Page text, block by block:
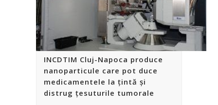
INCDTIM Cluj-Napoca produce
nanoparticule care pot duce
medicamentele la ţintă şi
distrug ţesuturile tumorale